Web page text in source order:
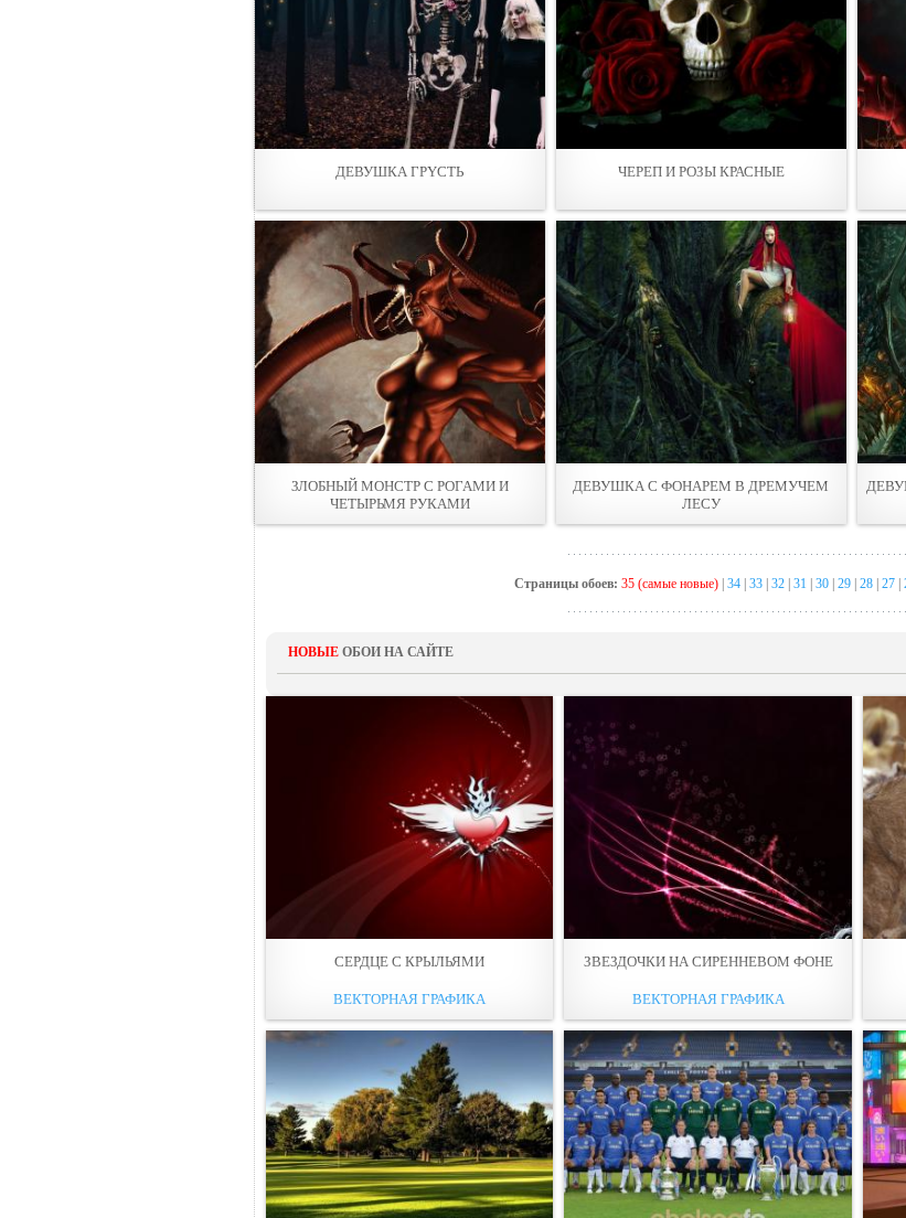
ДЕВУШКА ГРYСТЬ ЧЕРЕП И РOЗЫ КРАСНЫЕ
ЗЛОБНЫЙ МОНСТР С РОГАМИ И
ЧЕТЫРЬМЯ РУКАМИ
ДЕВУШКА С ФОНАРЕМ В ДРЕМУЧЕМ
ЛЕСУ
Страницы обоев: 35 (самые новые) 34 33 32 31 30 29 28 27
НОВЫЕ ОБОИ НА САЙТЕ
СЕРДЦЕ С КРЫЛЬЯМИ
ВЕКТОРНАЯ ГРАФИКА
ЗВЕЗДОЧКИ НА СИРЕННЕВОМ ФОНЕ
ВЕКТОРНАЯ ГРАФИКА